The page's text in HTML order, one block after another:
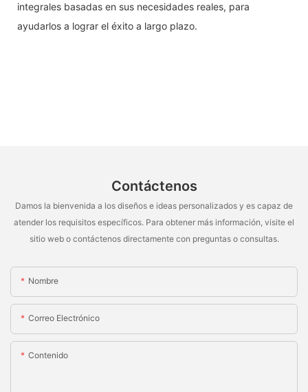
integrales basadas en sus necesidades reales, para
ayudarlos a lograr el éxito a largo plazo.
Contáctenos
Damos la bienvenida a los diseños e ideas personalizados y es capaz de
atender los requisitos específicos. Para obtener más información, visite el
sitio web o contáctenos directamente con preguntas o consultas.
Nombre
Correo Electrónico
Contenido